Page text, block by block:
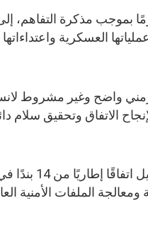
بموجب مذكرة التفاهم،
العسكرية
واضح وغير مشروط
الاتفاق وتحقيق سلام
وتأتي هذه التصريحات
الملفات الأمنية